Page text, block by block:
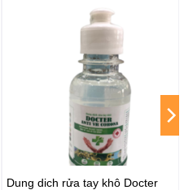
Dung dich rửa tay khô Docter